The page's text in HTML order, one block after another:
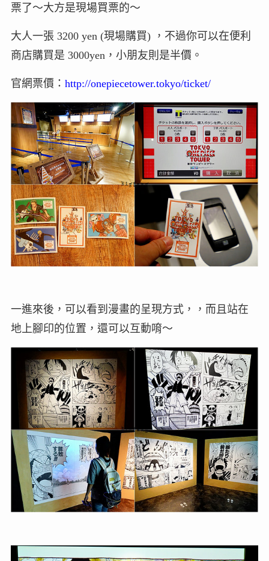
票了～大方是現場買票的～
大人一張 3200 yen (現場購買) ，不過你可以在便利
商店購買是 3000yen，小朋友則是半價。
官網票價： http://onepiecetower.tokyo/ticket/
一進來後，可以看到漫畫的呈現方式，，而且站在
地上腳印的位置，還可以互動唷～